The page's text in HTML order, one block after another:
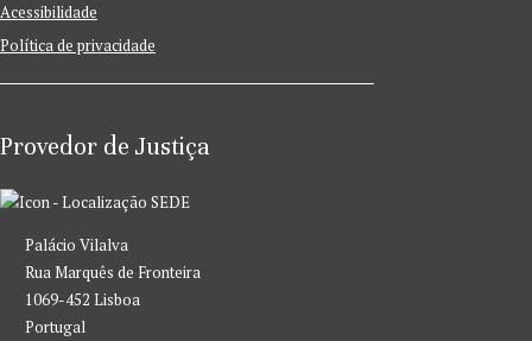
Acessibilidade
Política de privacidade
Provedor de Justiça
SEDE
Palácio Vilalva
Rua Marquês de Fronteira
1069-452 Lisboa
Portugal